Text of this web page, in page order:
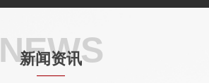
NEWS
新闻资讯
——